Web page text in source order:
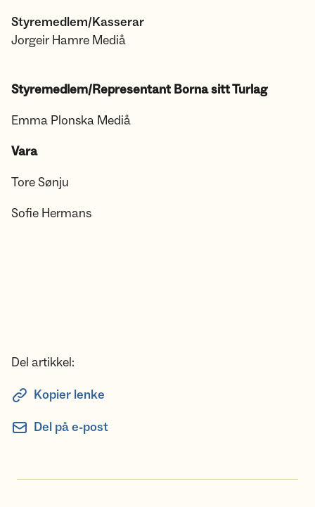
Styremedlem/Kasserar
Jorgeir Hamre Mediå
Styremedlem/Representant Borna sitt Turlag
Emma Plonska Mediå
Vara
Tore Sønju
Sofie Hermans
Del artikkel:
Kopier lenke
Del på e-post